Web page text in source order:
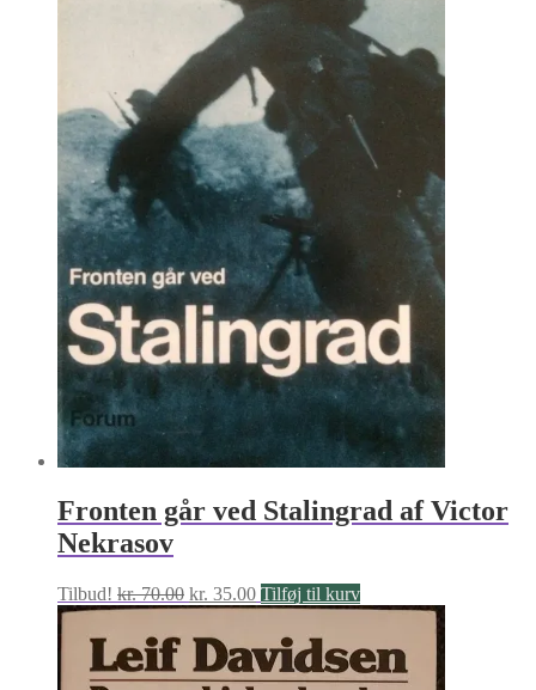
Fronten går ved Stalingrad af Victor
Nekrasov
Tilbud! kr.70.00 Den
oprindelige
pris
var:
kr. 70.00.
kr. 35.00Den
aktuelle
pris
er:
kr. 35.00.
Tilføj til kurv